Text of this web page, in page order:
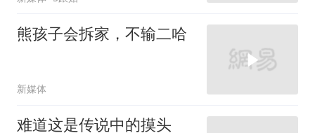
熊孩子会拆家，不输二哈
新媒体
难道这是传说中的摸头